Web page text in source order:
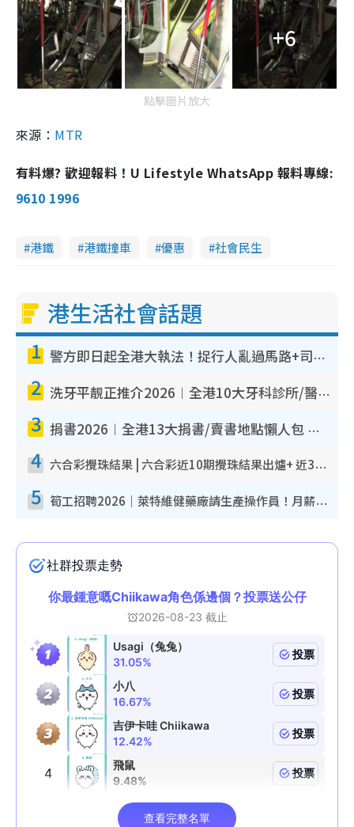
+6
點擊圖片放大
來源： MTR
有料爆? 歡迎報料！U Lifestyle WhatsApp 報料專線:
9610 1996
港鐵 港鐵撞車 優惠 社會民生
港生活社會話題
1 警方即日起全港大執法！捉行人亂過馬路+司機不專注駕駛！亂過馬路罰$2000
2 洗牙平靚正推介2026︱全港10大牙科診所/醫院懶人包 夜診至8點/鎮靜潔牙/醫療券適用
3 捐書2026︱全港13大捐書/賣書地點懶人包 二手課本最高$150＋舊書換免費咖啡/戲票
4 六合彩攪珠結果 | 六合彩近10期攪珠結果出爐+ 近30期最旺熱門中獎號碼
5 筍工招聘2026｜萊特維健藥廠請生產操作員！月薪高達$1.7萬 冷氣廠房/五天工作/保證雙糧